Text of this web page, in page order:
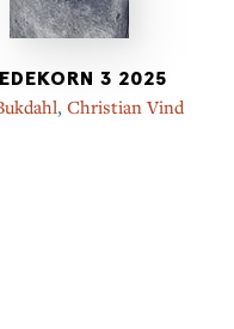
3 2025
, Christian Vind